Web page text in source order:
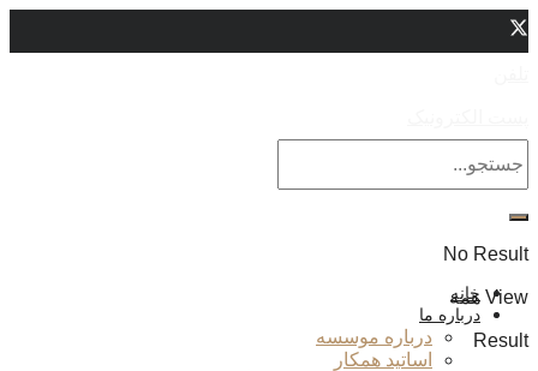
No Result
View همه
Result
خانه
درباره ما
درباره موسسه
اساتید همکار